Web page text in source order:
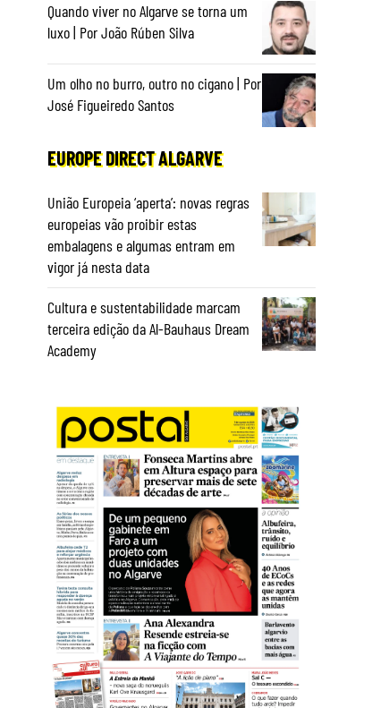
Quando viver no Algarve se torna um
luxo | Por João Rúben Silva
Um olho no burro, outro no cigano | Por
José Figueiredo Santos
EUROPE DIRECT ALGARVE
União Europeia ‘aperta’: novas regras
europeias vão proibir estas
embalagens e algumas entram em
vigor já nesta data
Cultura e sustentabilidade marcam
terceira edição da Al-Bauhaus Dream
Academy